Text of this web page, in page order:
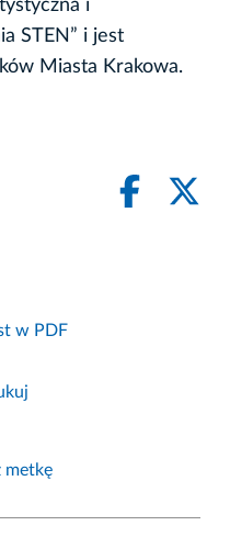
i
STEN” i jest
Miasta Krakowa.
w PDF
metkę